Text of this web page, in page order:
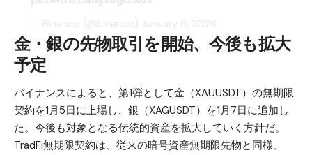
金・銀の先物取引を開始、今後も拡大
予定
バイナンスによると、第1弾として金（XAUUSDT）の無期限
契約を1月5日に上場し、銀（XAGUSDT）を1月7日に追加し
た。今後も対象となる伝統的資産を拡大していく方針だ。
TradFi無期限契約は、従来の暗号資産無期限先物と同様、